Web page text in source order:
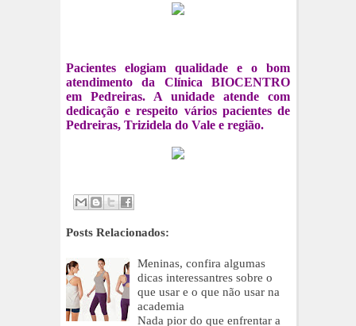
Pacientes elogiam qualidade e o bom
atendimento da Clínica BIOCENTRO
em Pedreiras. A unidade atende com
dedicação e respeito vários pacientes de
Pedreiras, Trizidela do Vale e região.
Posts Relacionados:
Meninas, confira algumas
dicas interessantres sobre o
que usar e o que não usar na
academia
Nada pior do que enfrentar a